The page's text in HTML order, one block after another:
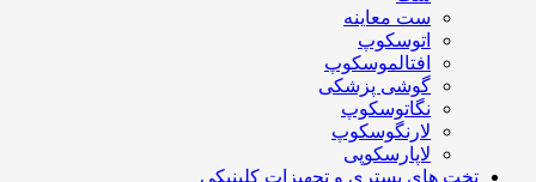
ست معاینه
اتوسکوپ
افتالموسکوپ
گوشی پزشکی
نگاتوسکوپ
لارنگوسکوپ
لاپارسکوپی
تخت های بستری و تجهیزات کلینیکی